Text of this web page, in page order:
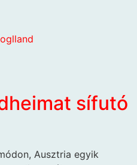
sífutó
Ausztria egyik